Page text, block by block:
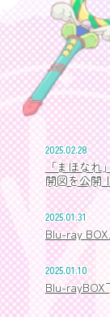
2025.02.28
「まほなれ
開図を公開
2025.01.31
Blu-ray
2025.01.10
Blu-rayBOX